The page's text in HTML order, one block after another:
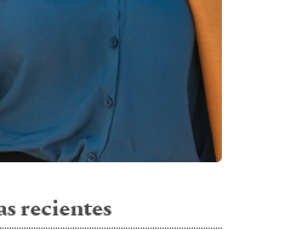
recientes